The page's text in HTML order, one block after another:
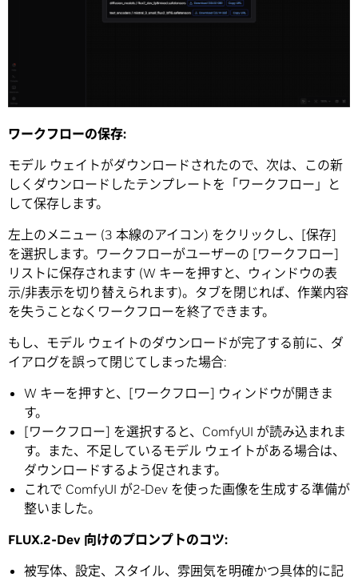
ワークフローの保存:
モデル ウェイトがダウンロードされたので、次は、この新
しくダウンロードしたテンプレートを「ワークフロー」と
して保存します。
左上のメニュー (3 本線のアイコン) をクリックし、[保存]
を選択します。ワークフローがユーザーの [ワークフロー]
リストに保存されます (W キーを押すと、ウィンドウの表
示/非表示を切り替えられます)。タブを閉じれば、作業内容
を失うことなくワークフローを終了できます。
もし、モデル ウェイトのダウンロードが完了する前に、ダ
イアログを誤って閉じてしまった場合:
W キーを押すと、[ワークフロー] ウィンドウが開きま
す。
[ワークフロー] を選択すると、ComfyUI が読み込まれま
す。また、不足しているモデル ウェイトがある場合は、
ダウンロードするよう促されます。
これで ComfyUI が2-Dev を使った画像を生成する準備が
整いました。
FLUX.2-Dev 向けのプロンプトのコツ:
被写体、設定、スタイル、雰囲気を明確かつ具体的に記